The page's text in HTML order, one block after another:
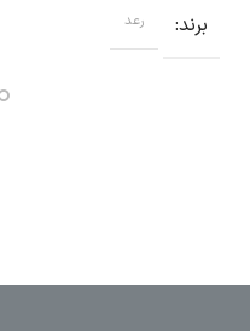
برند رعد